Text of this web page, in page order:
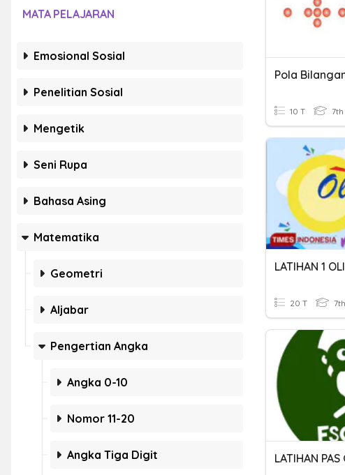
MATA PELAJARAN
Emosional Sosial
Penelitian Sosial
Mengetik
Seni Rupa
Bahasa Asing
Matematika
Geometri
Aljabar
Pengertian Angka
Angka 0-10
Nomor 11-20
Angka Tiga Digit
Pola
10 T
20 T
LATIHAN